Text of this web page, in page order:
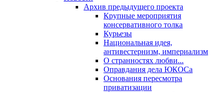
Архив предыдущего проекта
Крупные мероприятия
консервативного толка
Курьезы
Национальная идея,
антивестернизм, империализм
О странностях любви...
Оправдания дела ЮКОСа
Основания пересмотра
приватизации